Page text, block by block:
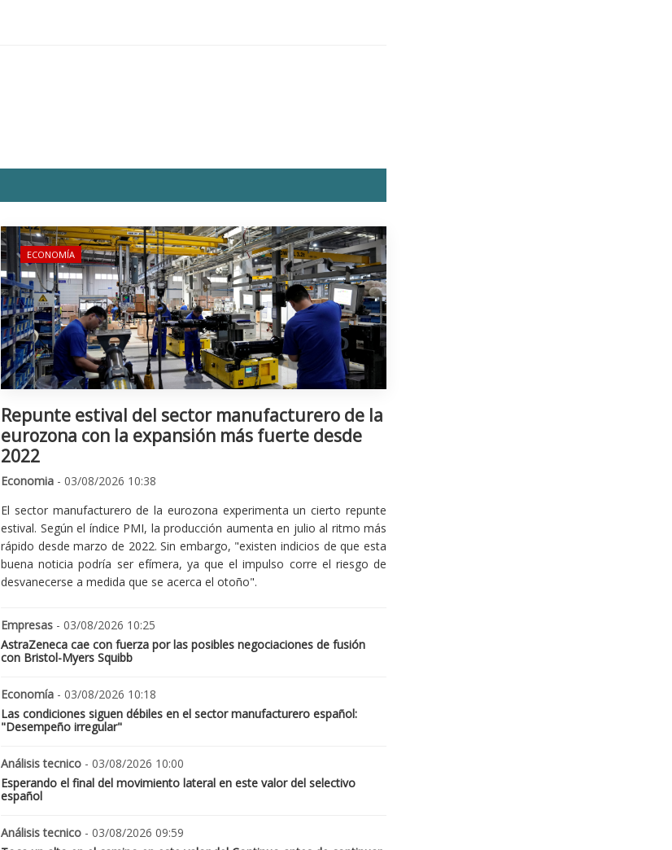
ECONOMÍA
Repunte estival del sector manufacturero de la
eurozona con la expansión más fuerte desde
2022
Economia - 03/08/2026 10:38
El sector manufacturero de la eurozona experimenta un cierto repunte
estival. Según el índice PMI, la producción aumenta en julio al ritmo más
rápido desde marzo de 2022. Sin embargo, "existen indicios de que esta
buena noticia podría ser efímera, ya que el impulso corre el riesgo de
desvanecerse a medida que se acerca el otoño".
Empresas - 03/08/2026 10:25
AstraZeneca cae con fuerza por las posibles negociaciones de fusión
con Bristol-Myers Squibb
Economía - 03/08/2026 10:18
Las condiciones siguen débiles en el sector manufacturero español:
"Desempeño irregular"
Análisis tecnico - 03/08/2026 10:00
Esperando el final del movimiento lateral en este valor del selectivo
español
Análisis tecnico - 03/08/2026 09:59